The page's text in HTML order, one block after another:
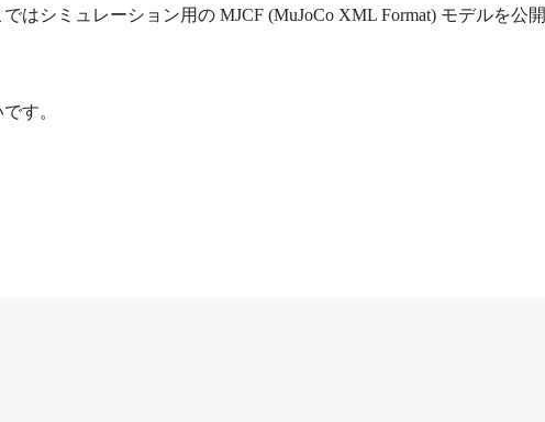
はシミュレーション用の MJCF (MuJoCo XML Format) モデルを公開
す。